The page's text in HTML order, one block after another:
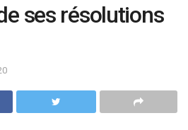
ses résolutions